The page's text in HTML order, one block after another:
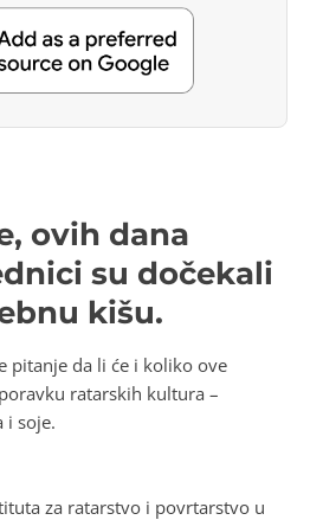
ovih dana
su dočekali
kišu.
pitanje da li će i koliko ove
ratarskih kultura –
i soje.
za ratarstvo i povrtarstvo u